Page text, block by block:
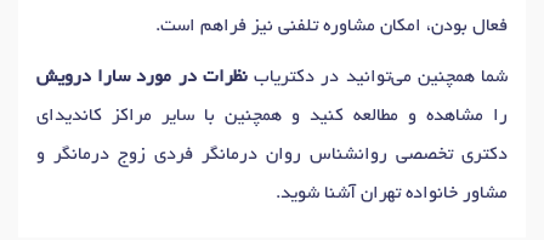
دکترمشاوره کودک و نوجواندر تهران
فعال بودن، امکان مشاوره تلفنی نیز فراهم است.
شما همچنین می‌توانید در دکتریابنظرات در مورد سارا درویش
را مشاهده و مطالعه کنید و همچنین با سایر مراکز کاندیدای
دکتری تخصصی روانشناس روان درمانگر فردی زوج درمانگر و
مشاور خانواده تهران آشنا شوید.